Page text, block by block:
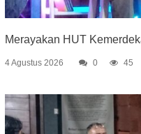
Merayakan HUT
4 Agustus 2026 0 45